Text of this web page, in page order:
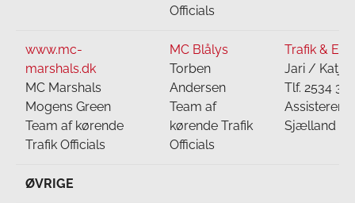
Officials
www.mc-
marshals.dk
MC Marshals
Mogens Green
Team af kørende
Trafik Officials
MC Blålys
Torben
Andersen
Team af
kørende Trafik
Officials
Trafik &
Jari / Katja
Tlf. 2534
Assisterer
Sjælland
ØVRIGE